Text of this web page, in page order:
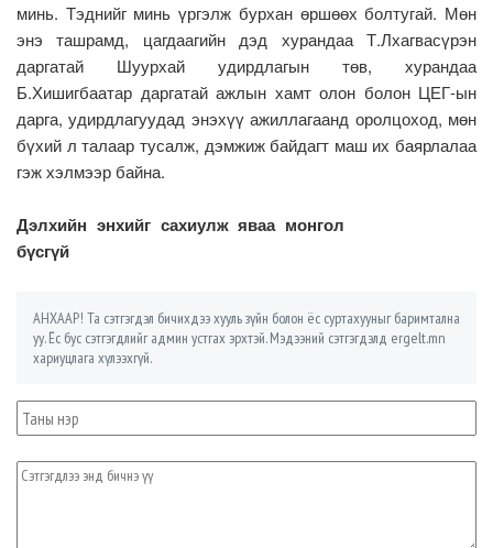
минь. Тэднийг минь үргэлж бурхан өршөөх болтугай. Мөн
энэ ташрамд, цагдаагийн дэд хурандаа Т.Лхагвасүрэн
даргатай Шуурхай удирдлагын төв, хурандаа
Б.Хишигбаатар даргатай ажлын хамт олон болон ЦЕГ-ын
дарга, удирдлагуудад энэхүү ажиллагаанд оролцоход, мөн
бүхий л талаар тусалж, дэмжиж байдагт маш их баярлалаа
гэж хэлмээр байна.
Дэлхийн энхийг сахиулж яваа монгол
бүсгүй
АНХААР! Та сэтгэгдэл бичихдээ хууль зүйн болон ёс суртахууныг баримтална
уу. Ёс бус сэтгэгдлийг админ устгах эрхтэй. Мэдээний сэтгэгдэлд ergelt.mn
хариуцлага хүлээхгүй.